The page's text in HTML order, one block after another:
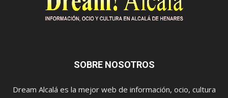
SOBRE NOSOTROS
Dream Alcalá es la mejor web de información, ocio, cultura